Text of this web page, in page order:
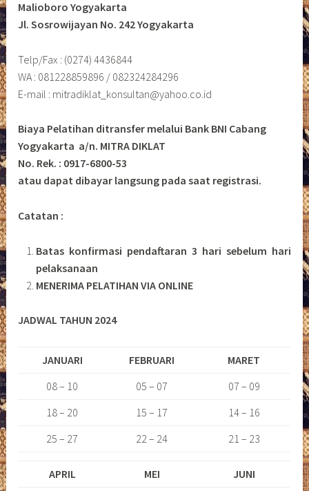
Malioboro Yogyakarta
Jl. Sosrowijayan No. 242 Yogyakarta
Telp/Fax : (0274) 4436844
WA : 081228859896 / 082324284296
E-mail : mitradiklat_konsultan@yahoo.co.id
Biaya Pelatihan ditransfer melalui Bank BNI Cabang
Yogyakarta a/n. MITRA DIKLAT
No. Rek. : 0917-6800-53
atau dapat dibayar langsung pada saat registrasi.
Catatan :
Batas konfirmasi pendaftaran 3 hari sebelum hari
pelaksanaan
MENERIMA PELATIHAN VIA ONLINE
JADWAL TAHUN 2024
JANUARI FEBRUARI
MARET
08 – 10
05 – 07
07 – 09
18 – 20
15 – 17
14 – 16
25 – 27
22 – 24 21 – 23
APRIL MEI
JUNI